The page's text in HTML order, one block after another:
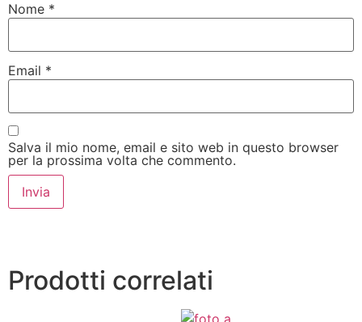
Nome *
Email *
Salva il mio nome, email e sito web in questo browser
per la prossima volta che commento.
Prodotti correlati